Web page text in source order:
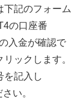
下記のフォーム
の口座番
入金が確認で
ックします。
を記入し
い。